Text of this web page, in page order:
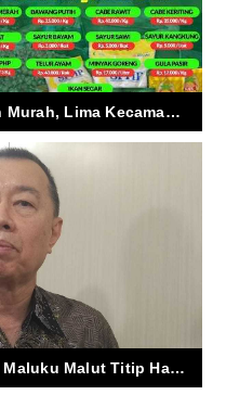
Pemkot Ambon Gelar Pangan Murah, Lima Kecamatan Kebagian Sembako Harga Hemat
Di Balik Apresiasi DPR, Bank Maluku Malut Titip Harapan Besar